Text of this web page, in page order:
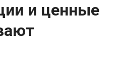
и ценные